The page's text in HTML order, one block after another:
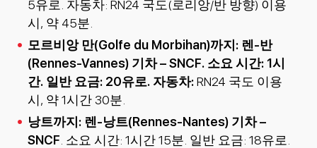
5유로. 자동차: RN24 국도(로리앙/반 방향) 이용
시, 약 45분.
모르비앙 만(Golfe du Morbihan)까지: 렌-반
(Rennes-Vannes) 기차 – SNCF. 소요 시간: 1시
간. 일반 요금: 20유로. 자동차:RN24 국도 이용
시, 약 1시간 30분.
낭트까지: 렌-낭트(Rennes-Nantes) 기차 –
SNCF . 소요 시간: 1시간 15분. 일반 요금: 18유로.